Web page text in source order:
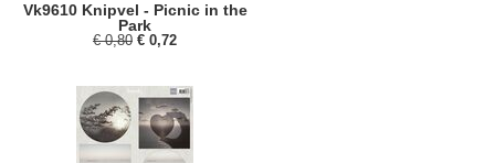
Vk9610 Knipvel - Picnic in the
Park
€ 0,80 € 0,72